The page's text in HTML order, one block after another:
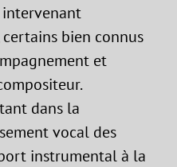
bien connus
et
dans la
vocal des
instrumental à la